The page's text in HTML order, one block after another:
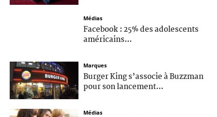
Médias
Facebook : 25% des adolescents
américains...
Marques
Burger King s’associe à Buzzman
pour son lancement...
Médias